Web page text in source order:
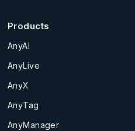
Products
AnyAI
AnyLive
AnyX
AnyTag
AnyManager